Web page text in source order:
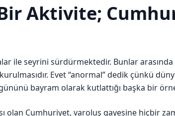
Aktivite;
ile seyrini sürdürmektedir. Bunlar
Evet “anormal” dedik çünkü
gününü bayram olarak kutlattığı başka bir
olan Cumhuriyet, varoluş gayesine hiçbir